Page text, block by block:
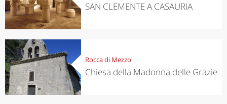
SAN CLEMENTE A CASAURIA
Rocca di Mezzo
Chiesa della Madonna delle Grazie